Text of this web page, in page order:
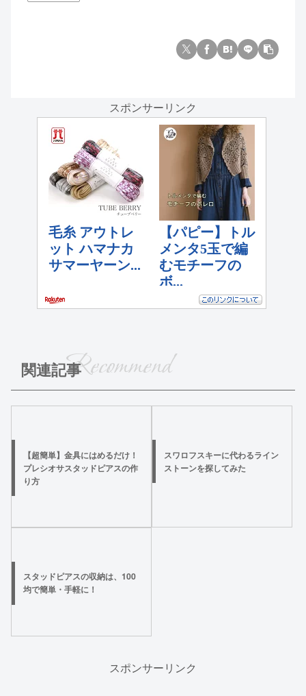
スポンサーリンク
関連記事Recommend
【超簡単】金具にはめるだけ！
プレシオサスタッドピアスの作
り方
スワロフスキーに代わるライン
ストーンを探してみた
スタッドピアスの収納は、100
均で簡単・手軽に！
スポンサーリンク